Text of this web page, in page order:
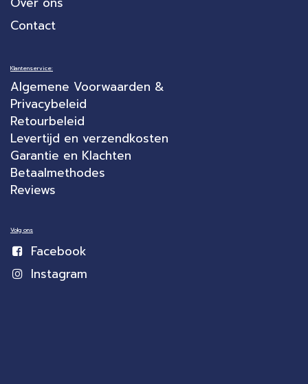
Contact
Klantenservice:
Algemene Voorwaarden &
Privacybeleid
Retourbeleid
Levertijd en verzendkosten
Garantie en Klachten
Betaalmethodes
Reviews
Volg ons
Facebook
Instagram